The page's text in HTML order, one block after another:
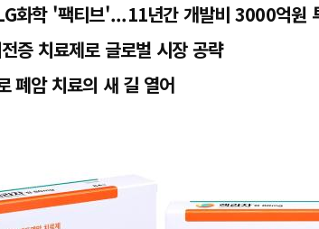
화학 '팩티브'...11년간 개발비 3000억원
증 치료제로 글로벌 시장 공략
폐암 치료의 새 길 열어